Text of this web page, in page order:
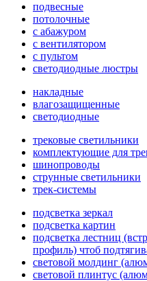
подвесные
потолочные
с абажуром
с вентилятором
с пультом
светодиодные люстры
накладные
влагозащищенные
светодиодные
трековые светильники
комплектующие для
шинопроводы
струнные светильники
трек-системы
подсветка зеркал
подсветка картин
подсветка лестниц
профиль) чтоб
световой молдинг
световой плинтус